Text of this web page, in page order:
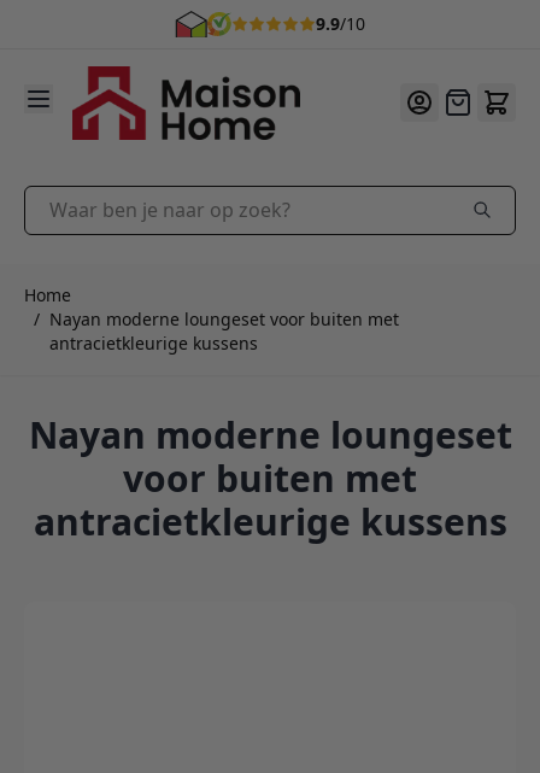
9.9/10
Ga naar de inhoud
Offerte
Waar ben je naar op zoek?
Home
/ Nayan moderne loungeset voor buiten met
antracietkleurige kussens
Nayan moderne loungeset
voor buiten met
antracietkleurige kussens